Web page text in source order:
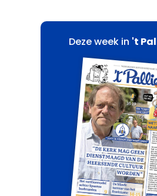
Deze week in 't